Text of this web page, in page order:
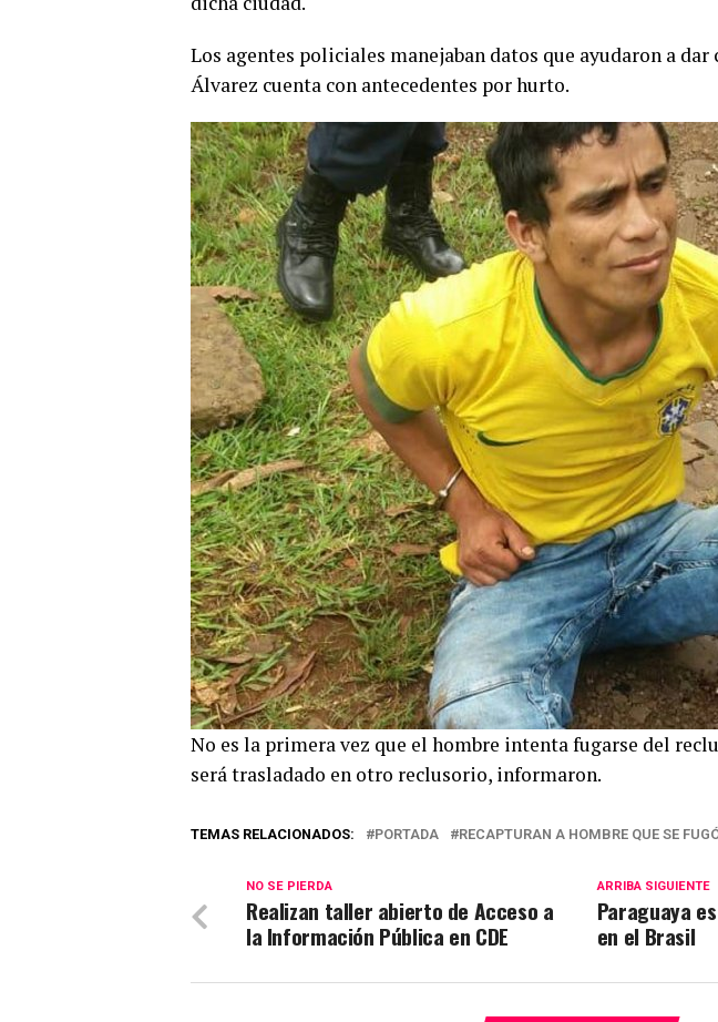
Los agentes policiales manejaban datos que ayudaron a
Álvarez cuenta con antecedentes por hurto.
No es la primera vez que el hombre intenta fugarse del
será trasladado en otro reclusorio, informaron.
TEMAS RELACIONADOS: PORTADA RECAPTURAN A HOMBRE QUE SE
ARRIBA SIGUIENTE
Paraguaya
en el Brasil
NO SE PIERDA
Realizan taller abierto de Acceso a
la Información Pública en CDE